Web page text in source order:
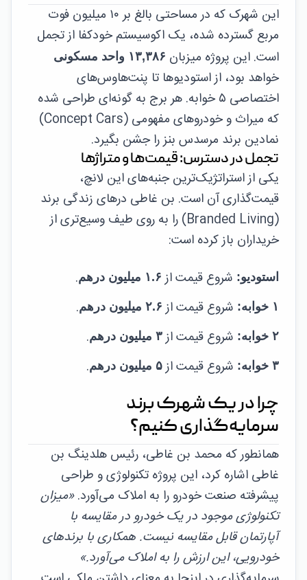
این شهرک که در مساحتی بالغ بر ۱۰ میلیون فوت
مربع گسترده شده، یک اکوسیستم خودکفا از تجمل
است. این پروژه میزبان ۱۳,۳۸۶ واحد مسکونی
خواهد بود، از استودیوها تا پنت‌هاوس‌های
اختصاصی ۵ خوابه. هر برج به گونه‌ای طراحی شده
که میراث و خودروهای مفهومی (Concept Cars)
نمادین برند مرسدس بنز را جشن بگیرد.
تجمل در دسترس: قیمت‌ها و متراژها
یکی از استراتژیک‌ترین جنبه‌های این لانچ،
قیمت‌گذاری آن است. بن غاطی درهای زندگی برند
(Branded Living) را به روی طیف وسیع‌تری از
خریداران باز کرده است:
استودیو: شروع قیمت از ۱.۶ میلیون درهم .
۱ خوابه: شروع قیمت از ۲.۶ میلیون درهم .
۲ خوابه: شروع قیمت از۳ میلیون درهم .
۳ خوابه: شروع قیمت از۵ میلیون درهم .
چرا در یک شهرک برند
سرمایه‌گذاری کنیم؟
همانطور که محمد بن غاطی، رئیس هلدینگ بن
غاطی اشاره کرد، این پروژه تکنولوژی و طراحی
پیشرفته صنعت خودرو را به املاک می‌آورد.«میزان
تکنولوژی موجود در یک خودرو در مقایسه با
آپارتمان قابل مقایسه نیست. همکاری با برندهای
خودرویی، این ارزش را به املاک می‌آورد.»